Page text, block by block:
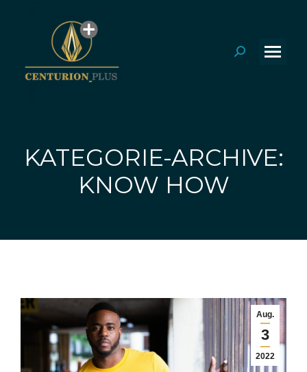
Search:
KATEGORIE-ARCHIVE:
KNOW HOW
Aug.
3
2022